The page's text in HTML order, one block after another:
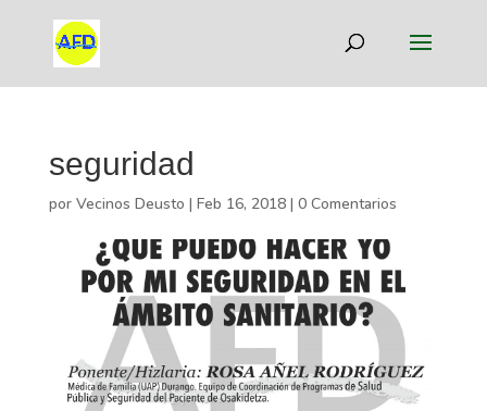
seguridad
por Vecinos Deusto | Feb 16, 2018| 0 Comentarios